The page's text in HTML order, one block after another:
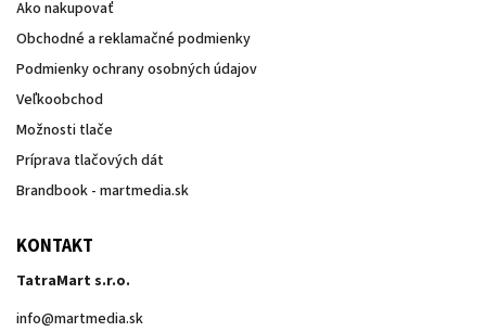
Ako nakupovať
Obchodné a reklamačné podmienky
Podmienky ochrany osobných údajov
Veľkoobchod
Možnosti tlače
Príprava tlačových dát
Brandbook - martmedia.sk
KONTAKT
TatraMart s.r.o.
info@martmedia.sk